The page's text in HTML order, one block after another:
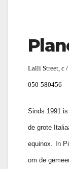
Lalli Street, c
050-580456
Sinds 1991
de grote
equinox. In
om de